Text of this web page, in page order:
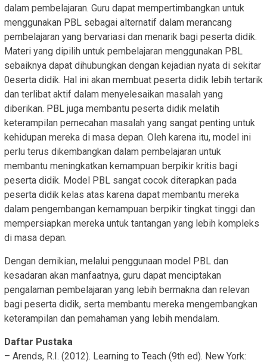
dalam pembelajaran. Guru dapat mempertimbangkan untuk
menggunakan PBL sebagai alternatif dalam merancang
pembelajaran yang bervariasi dan menarik bagi peserta didik.
Materi yang dipilih untuk pembelajaran menggunakan PBL
sebaiknya dapat dihubungkan dengan kejadian nyata di sekitar
0eserta didik. Hal ini akan membuat peserta didik lebih tertarik
dan terlibat aktif dalam menyelesaikan masalah yang
diberikan. PBL juga membantu peserta didik melatih
keterampilan pemecahan masalah yang sangat penting untuk
kehidupan mereka di masa depan. Oleh karena itu, model ini
perlu terus dikembangkan dalam pembelajaran untuk
membantu meningkatkan kemampuan berpikir kritis bagi
peserta didik. Model PBL sangat cocok diterapkan pada
peserta didik kelas atas karena dapat membantu mereka
dalam pengembangan kemampuan berpikir tingkat tinggi dan
mempersiapkan mereka untuk tantangan yang lebih kompleks
di masa depan.
Dengan demikian, melalui penggunaan model PBL dan
kesadaran akan manfaatnya, guru dapat menciptakan
pengalaman pembelajaran yang lebih bermakna dan relevan
bagi peserta didik, serta membantu mereka mengembangkan
keterampilan dan pemahaman yang lebih mendalam.
Daftar Pustaka
– Arends, R.I. (2012). Learning to Teach (9th ed). New York: